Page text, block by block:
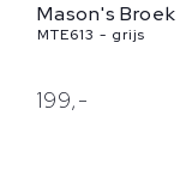
Mason's Broek
MTE613 - grijs
199,-